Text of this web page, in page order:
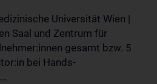
Universität Wien |
Saal und Zentrum für
gesamt bzw. 5
bei Hands-